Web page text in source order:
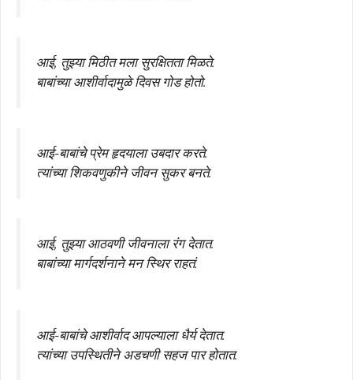
आई, तुझ्या मिठीत मला सुरक्षितता मिळते.
बाबांच्या आशीर्वादामुळे दिवस गोड होतो.
आई-बाबांचे प्रेम हृदयाला उबदार करते.
त्यांच्या शिकवणुकीने जीवन सुकर बनते.
आई, तुझ्या आठवणी जीवनाला रंग देतात.
बाबांच्या मार्गदर्शनाने मन स्थिर राहतं.
आई-बाबांचे आशीर्वाद आपल्याला धैर्य देतात.
त्यांच्या उपस्थितीने अडचणी सहज पार होतात.